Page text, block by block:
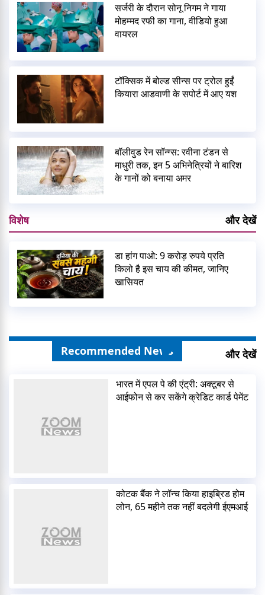
सर्जरी के दौरान सोनू निगम ने गाया
मोहम्मद रफी का गाना, वीडियो हुआ
वायरल
टॉक्सिक में बोल्ड सीन्स पर ट्रोल हुईं
कियारा आडवाणी के सपोर्ट में आए यश
बॉलीवुड रेन सॉन्ग्स: रवीना टंडन से
माधुरी तक, इन 5 अभिनेत्रियों ने बारिश
के गानों को बनाया अमर
विशेष और देखें
डा हांग पाओ: 9 करोड़ रुपये प्रति
किलो है इस चाय की कीमत, जानिए
खासियत
Recommended News और देखें
भारत में एपल पे की एंट्री: अक्टूबर से
आईफोन से कर सकेंगे क्रेडिट कार्ड पेमेंट
कोटक बैंक ने लॉन्च किया हाइब्रिड होम
लोन, 65 महीने तक नहीं बदलेगी ईएमआई